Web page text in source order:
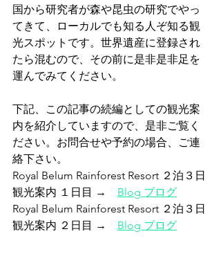
国から研究者が森や昆虫の研究でやっ
てきて、ローカルでも知る人ぞ知る観
光スポットです。世界遺産に登録され
たら混むので、その前に是非是非足を
運んでみてください。
下記、この記事の続編としての観光案
内を紹介していますので、是非ご覧く
ださい。お問合せや予約の場合、ご連
絡下さい。
Royal Belum Rainforest Resort ２泊３日
観光案内 １日目 → Blog ブログ
Royal Belum Rainforest Resort ２泊３日
観光案内 ２日目 → Blog ブログ